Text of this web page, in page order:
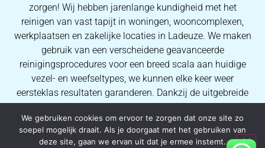
zorgen! Wij hebben jarenlange kundigheid met het
reinigen van vast tapijt in woningen, wooncomplexen,
werkplaatsen en zakelijke locaties in Ladeuze. We maken
gebruik van een verscheidene geavanceerde
reinigingsprocedures voor een breed scala aan huidige
vezel- en weefseltypes, we kunnen elke keer weer
eersteklas resultaten garanderen. Dankzij de uitgebreide
kennis van onze operators kunnen wij al onze klanten
uitstekende vlekverwijderingsprocessen en kwalitatieve
tapijtreinigingsresultaten verzekeren.
We gebruiken cookies om ervoor te zorgen dat onze site zo
soepel mogelijk draait. Als je doorgaat met het gebruiken van
deze site, gaan we ervan uit dat je ermee instemt.